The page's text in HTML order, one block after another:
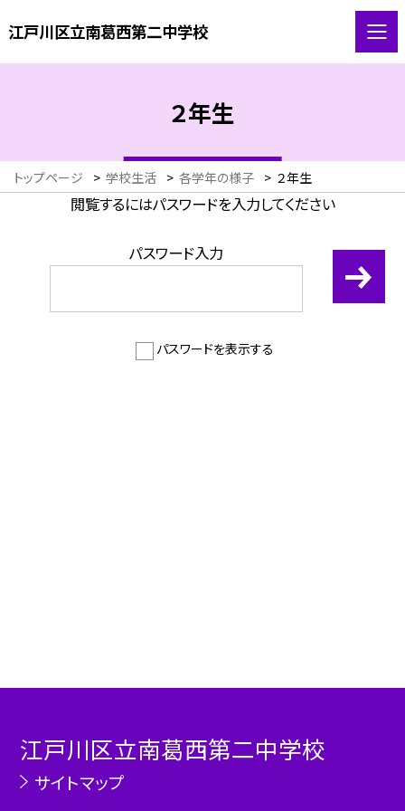
江戸川区立南葛西第二中学校
２年生
トップページ > 学校生活 > 各学年の様子 > ２年生
閲覧するにはパスワードを入力してください
パスワード入力
パスワードを表示する
江戸川区立南葛西第二中学校
サイトマップ